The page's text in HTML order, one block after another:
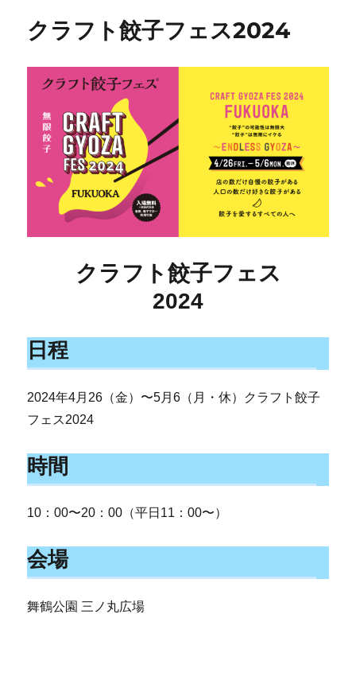
クラフト餃子フェス2024
クラフト餃子フェス
2024
日程
2024年4月26（金）〜5月6（月・休）クラフト餃子
フェス2024
時間
10：00〜20：00（平日11：00〜）
会場
舞鶴公園 三ノ丸広場